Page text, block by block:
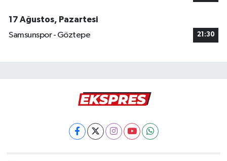
17 Ağustos, Pazartesi
Samsunspor - Göztepe
21:30